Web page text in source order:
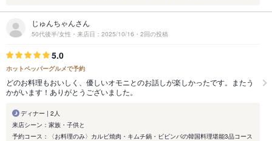
じゅんちゃんさん
50代後半/女性・来店日：2025/10/16・2回の投稿
5.0
ホットペッパーグルメで予約
どのお料理もおいしく、優しいオモニとのお話しが楽しかったです。またう
かがいます！ありがとうございました。
ディナー | 2人
来店シーン：家族・子供と
予約コース：〈お料理のみ〉カルビ焼肉・キムチ鍋・ビビンバの韓国料理堪能3品コース